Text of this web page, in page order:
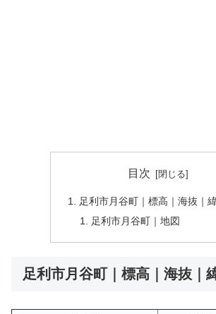
目次
足利市月谷町｜標高｜海抜｜
足利市月谷町｜地図
足利市月谷町｜標高｜海抜｜